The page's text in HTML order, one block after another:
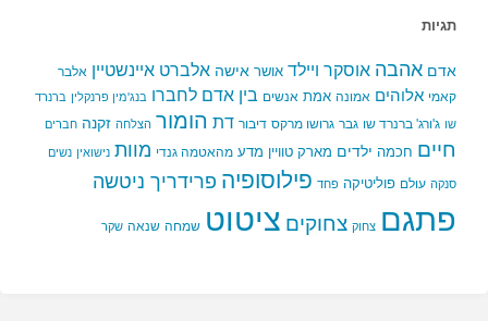
תגיות
אדם אהבה אוסקר ויילד אושר אישה אלברט איינשטיין אלבר
קאמי אלוהים אמונה אמת אנשים בין אדם לחברו בנג'מין פרנקלין ברנרד
שו ג'ורג' ברנרד שו גבר גרושו מרקס דיבור דת הומור הצלחה זקנה חברים
חיים חכמה ילדים מארק טוויין מדע מהאטמה גנדי מוות נישואין נשים
סנקה עולם פוליטיקה פחד פילוסופיה פרידריך ניטשה
פתגם צחוק צחוקים ציטוט שמחה שנאה שקר